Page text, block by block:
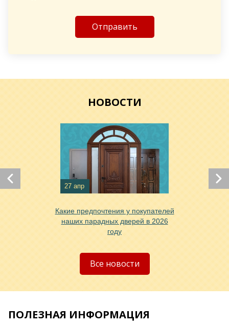
Хочу такую
Хочу такую
НОВОСТИ
27 апр
Какие предпочтения у покупателей
наших парадных дверей в 2026
году
Все новости
ПОЛЕЗНАЯ ИНФОРМАЦИЯ